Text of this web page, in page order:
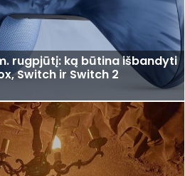
rugpjūtį: ką būtina išbandyti
Switch ir Switch 2